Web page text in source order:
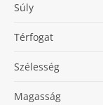
Súly
Térfogat
Szélesség
Magasság